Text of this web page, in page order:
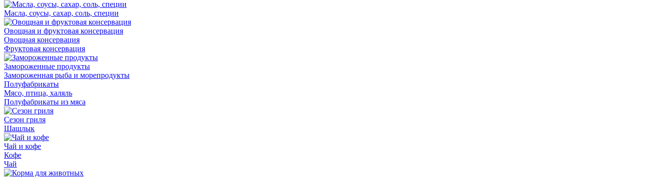
Масла, соусы, сахар, соль, специи
Овощная и фруктовая консервация
Овощная консервация
Фруктовая консервация
Замороженные продукты
Замороженная рыба и морепродукты
Полуфабрикаты
Мясо, птица, халяль
Полуфабрикаты из мяса
Сезон гриля
Шашлык
Чай и кофе
Кофе
Чай